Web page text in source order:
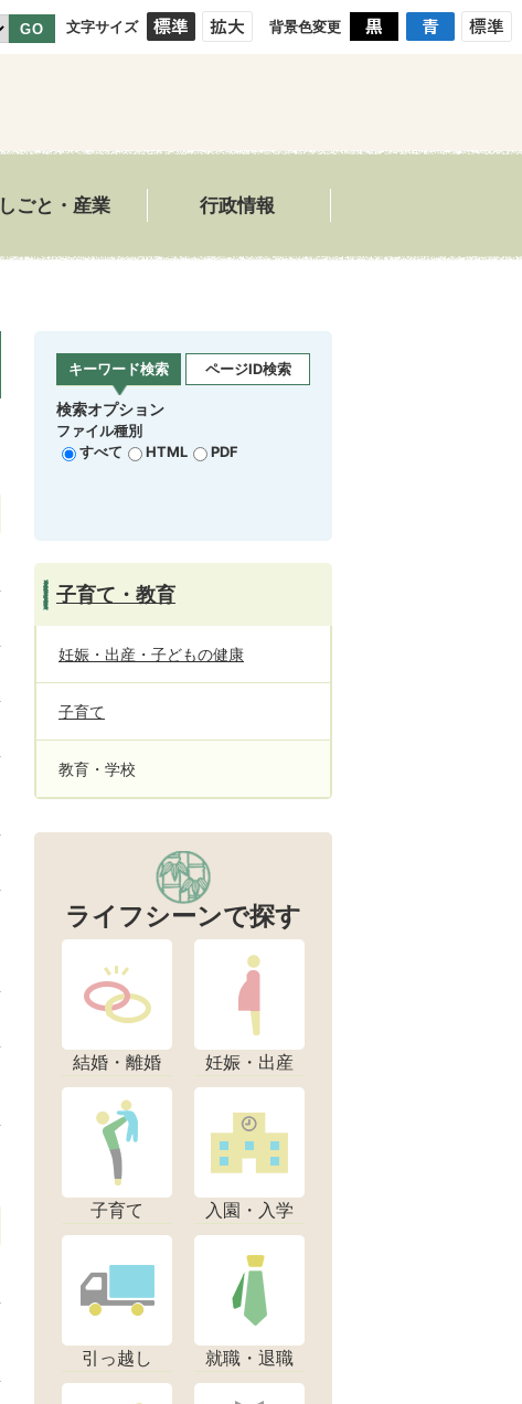
GO 文字サイズ 背景色変更
しごと・産業 行政情報
キーワード検索 ページID検索
検索オプション
ファイル種別
すべて
HTML PDF
子育て・教育
妊娠・出産・子どもの健康
子育て
教育・学校
ライフシーンで探す
結婚・離婚 妊娠・出産
子育て 入園・入学
引っ越し 就職・退職